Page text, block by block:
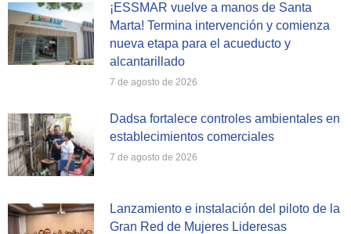
¡ESSMAR vuelve a manos de Santa
Marta! Termina intervención y comienza
nueva etapa para el acueducto y
alcantarillado
7 de agosto de 2026
Dadsa fortalece controles ambientales en
establecimientos comerciales
7 de agosto de 2026
Lanzamiento e instalación del piloto de la
Gran Red de Mujeres Lideresas